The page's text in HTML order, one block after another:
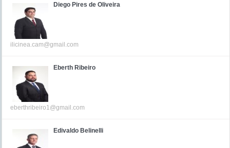
Diego Pires de Oliveira
ilicinea.cam@gmail.com
Eberth Ribeiro
eberthribeiro1@gmail.com
Edivaldo Belinelli